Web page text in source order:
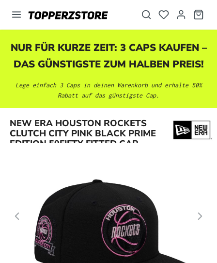
springen
NUR FÜR KURZE ZEIT: 3 CAPS KAUFEN –
DAS GÜNSTIGSTE ZUM HALBEN PREIS!
Lege einfach 3 Caps in deinen Warenkorb und erhalte 50%
Rabatt auf das günstigste Cap.
NEW ERA HOUSTON ROCKETS
CLUTCH CITY PINK BLACK PRIME
EDITION 59FIFTY FITTED CAP
Bildergalerie überspringen